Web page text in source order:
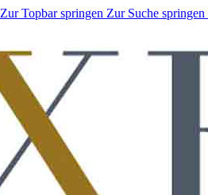
Zur Topbar springen Zur Suche springen